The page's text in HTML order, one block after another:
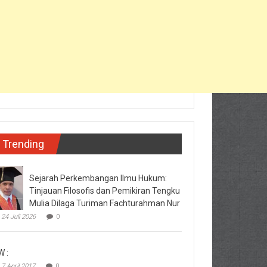
Trending
Sejarah Perkembangan Ilmu Hukum:
Tinjauan Filosofis dan Pemikiran Tengku
Mulia Dilaga Turiman Fachturahman Nur
24 Juli 2026 0
: